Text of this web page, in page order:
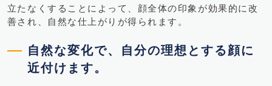
立たなくすることによって、顔全体の印象が効果的に改
善され、自然な仕上がりが得られます。
自然な変化で、自分の理想とする顔に
近付けます。